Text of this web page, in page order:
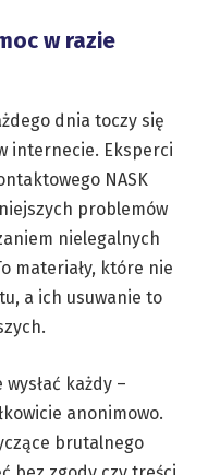
w razie
dnia toczy się
internecie. Eksperci
NASK
problemów
nielegalnych
materiały, które nie
a ich usuwanie to
każdy –
anonimowo.
brutalnego